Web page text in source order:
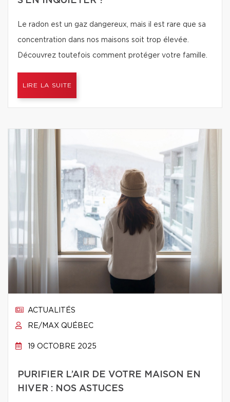
Le radon est un gaz dangereux, mais il est rare que sa
concentration dans nos maisons soit trop élevée.
Découvrez toutefois comment protéger votre famille.
LIRE LA SUITE
ACTUALITÉS
RE/MAX QUÉBEC
19 OCTOBRE 2025
PURIFIER L’AIR DE VOTRE MAISON EN
HIVER : NOS ASTUCES